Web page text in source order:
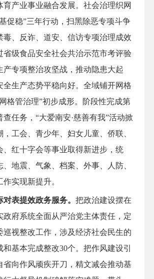
育产业事业融合发展。社会治理织网
促稳”三年行动，扫黑除恶专项斗争
毒、反诈、道安、信访专项治理成效
省级食品安全社会共治示范市考评验
产专项整治攻坚战，推动隐患大起
全生产态势平稳向好。全域铺开网格
格管治理”初步成形。阶段性完成第
任务，“大爱南安·慈善有我”活动掀
工会、青少年、妇女儿童、侨联、
、红十字会等事业取得新进步，统
地震、气象、档案、外事、人防、
实现新提升。
对表提效政务服务。 把政治建设摆在
政府系统全面从严治党主体责任，定
巡视整改工作，涉及经济社会民生的
和基本完成整改30个。把作风建设引
省向作风顽疾开刀，精文减会推动基